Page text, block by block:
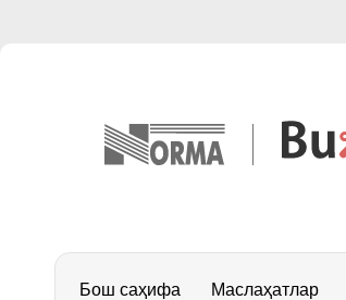
Бош саҳифа Маслаҳатлар